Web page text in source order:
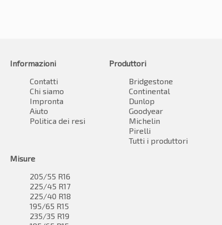
Informazioni
Contatti
Chi siamo
Impronta
Aiuto
Politica dei resi
Produttori
Bridgestone
Continental
Dunlop
Goodyear
Michelin
Pirelli
Tutti i produttori
Misure
205/55 R16
225/45 R17
225/40 R18
195/65 R15
235/35 R19